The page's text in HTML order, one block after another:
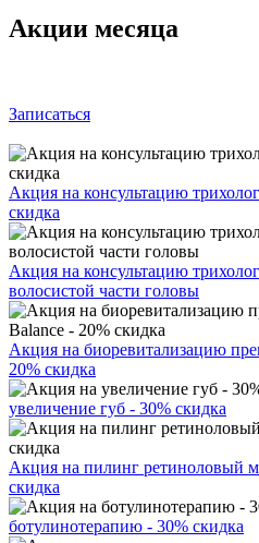
Акции месяца
Записаться
Акция на консультацию
скидка
Акция на консультацию
волосистой части головы
Акция на биоревитализацию
20% скидка
увеличение губ - 30% скидка
Акция на пилинг ретиноловый
скидка
ботулинотерапию - 30% скидка